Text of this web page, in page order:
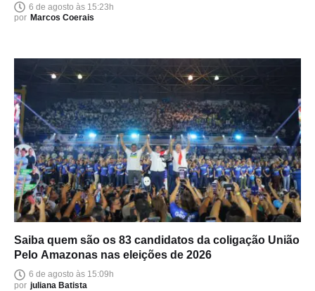
6 de agosto às 15:23h
por Marcos Coerais
Saiba quem são os 83 candidatos da coligação União
Pelo Amazonas nas eleições de 2026
6 de agosto às 15:09h
por juliana Batista